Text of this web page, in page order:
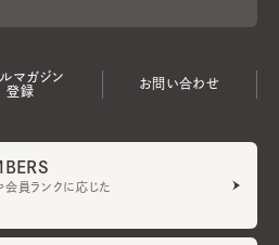
ルマガジン
登録
お問い合わせ
会員ランクに応じた